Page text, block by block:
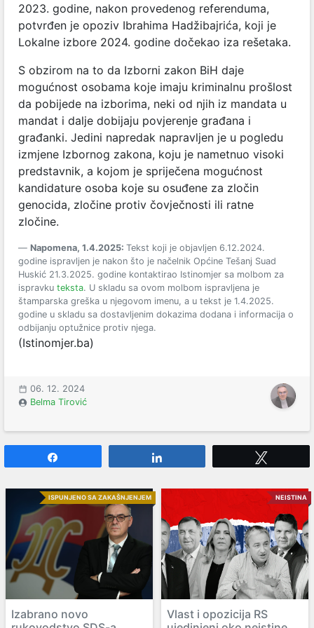
2023. godine, nakon provedenog referenduma,
potvrđen je opoziv Ibrahima Hadžibajrića, koji je
Lokalne izbore 2024. godine dočekao iza rešetaka.
S obzirom na to da Izborni zakon BiH daje
mogućnost osobama koje imaju kriminalnu prošlost
da pobijede na izborima, neki od njih iz mandata u
mandat i dalje dobijaju povjerenje građana i
građanki. Jedini napredak napravljen je u pogledu
izmjene Izbornog zakona, koju je nametnuo visoki
predstavnik, a kojom je spriječena mogućnost
kandidature osoba koje su osuđene za zločin
genocida, zločine protiv čovječnosti ili ratne
zločine.
Napomena, 1.4.2025: Tekst koji je objavljen 6.12.2024.
godine ispravljen je nakon što je načelnik Općine Tešanj Suad
Huskić 21.3.2025. godine kontaktirao Istinomjer sa molbom za
ispravku teksta. U skladu sa ovom molbom ispravljena je
štamparska greška u njegovom imenu, a u tekst je 1.4.2025.
godine u skladu sa dostavljenim dokazima dodana i informacija o
odbijanju optužnice protiv njega.
(Istinomjer.ba)
06. 12. 2024
Belma Tirović
ISPUNJENO SA ZAKAŠNJENJEM
Izabrano novo
NEISTINA
Vlast i opozicija RS